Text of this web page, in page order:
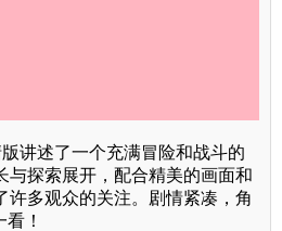
讲述了一个充满冒险和战斗的
与探索展开，配合精美的画面和
许多观众的关注。剧情紧凑，角
！